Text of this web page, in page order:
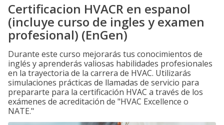
Certificacion HVACR en espanol
(incluye curso de ingles y examen
profesional) (EnGen)
Durante este curso mejorarás tus conocimientos de
inglés y aprenderás valiosas habilidades profesionales
en la trayectoria de la carrera de HVAC. Utilizarás
simulaciones prácticas de llamadas de servicio para
prepararte para la certificación HVAC a través de los
exámenes de acreditación de "HVAC Excellence o
NATE."